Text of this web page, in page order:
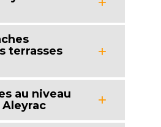
terrasses
au niveau